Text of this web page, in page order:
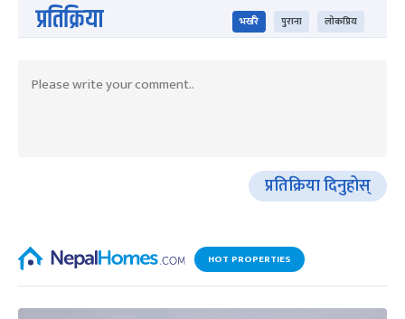
प्रतिक्रिया भर्खरै पुराना लोकप्रिय
प्रतिक्रिया दिनुहोस्
HOT PROPERTIES